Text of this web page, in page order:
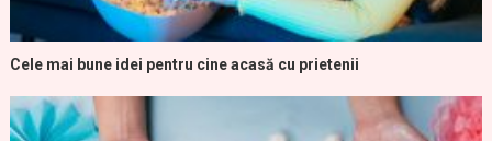
Cele mai bune idei pentru cine acasă cu prietenii